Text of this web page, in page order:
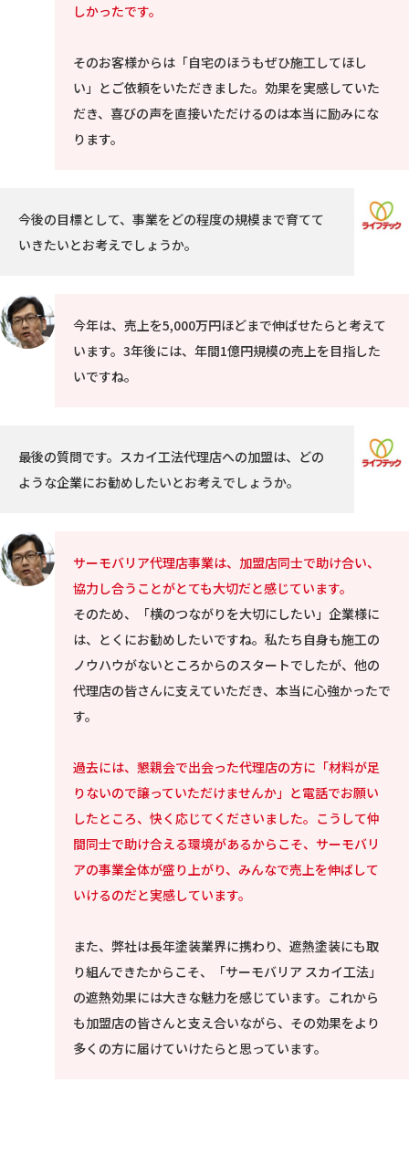
しかったです。
そのお客様からは「自宅のほうもぜひ施工してほし
い」とご依頼をいただきました。効果を実感していた
だき、喜びの声を直接いただけるのは本当に励みにな
ります。
今後の目標として、事業をどの程度の規模まで育てて
いきたいとお考えでしょうか。
今年は、売上を5,000万円ほどまで伸ばせたらと考えて
います。3年後には、年間1億円規模の売上を目指した
いですね。
最後の質問です。スカイ工法代理店への加盟は、どの
ような企業にお勧めしたいとお考えでしょうか。
サーモバリア代理店事業は、加盟店同士で助け合い、
協力し合うことがとても大切だと感じています。
そのため、「横のつながりを大切にしたい」企業様に
は、とくにお勧めしたいですね。私たち自身も施工の
ノウハウがないところからのスタートでしたが、他の
代理店の皆さんに支えていただき、本当に心強かったで
す。
過去には、懇親会で出会った代理店の方に「材料が足
りないので譲っていただけませんか」と電話でお願い
したところ、快く応じてくださいました。こうして仲
間同士で助け合える環境があるからこそ、サーモバリ
アの事業全体が盛り上がり、みんなで売上を伸ばして
いけるのだと実感しています。
また、弊社は長年塗装業界に携わり、遮熱塗装にも取
り組んできたからこそ、「サーモバリア スカイ工法」
の遮熱効果には大きな魅力を感じています。これから
も加盟店の皆さんと支え合いながら、その効果をより
多くの方に届けていけたらと思っています。